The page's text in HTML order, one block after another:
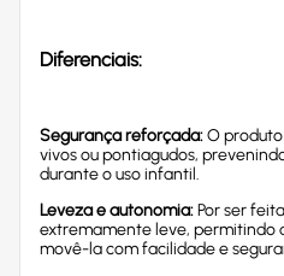
Diferenciais:
Segurança reforçada:O
vivos ou pontiagudos,
durante o uso infantil.
Leveza e autonomia:Por ser
extremamente leve, permitindo
movê-la com facilidade e